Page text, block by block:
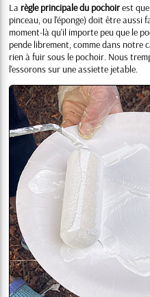
La règle principale du pochoirest
pinceau, ou l'éponge) doit être aussi
moment-là qu'il importe peu que le
pende librement, comme dans notre
rien à fuir sous le pochoir. Nous
l'essorons sur une assiette jetable.